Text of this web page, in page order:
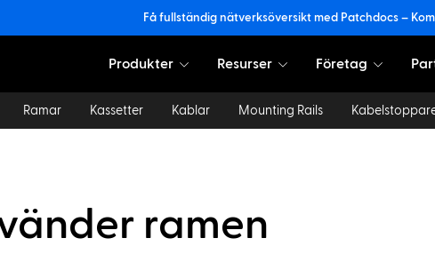
Få fullständig nätverksöversikt med Patchdocs –
Produkter Resurser Företag
Ramar Kassetter Kablar Mounting Rails
ramen